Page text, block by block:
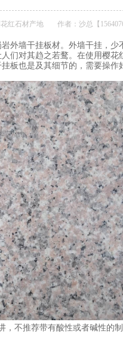
红石材产地 作者：沙总【
墙干挂板材。外墙干挂，少
们对其趋之若鹜。在使用樱
板也是及其细节的，需要操作
不推荐带有酸性或者碱性的制